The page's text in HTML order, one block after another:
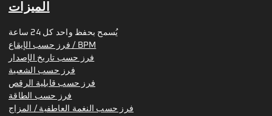
الميزات
يُسمح بحفظ واحد كل 24 ساعة
فرز حسب الإيقاع / BPM
فرز حسب تاريخ الإصدار
فرز حسب الشعبية
فرز حسب قابلية الرقص
فرز حسب الطاقة
فرز حسب النغمة العاطفية / المزاج